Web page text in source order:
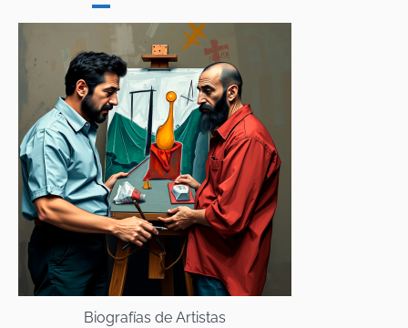
Biografías de Artistas